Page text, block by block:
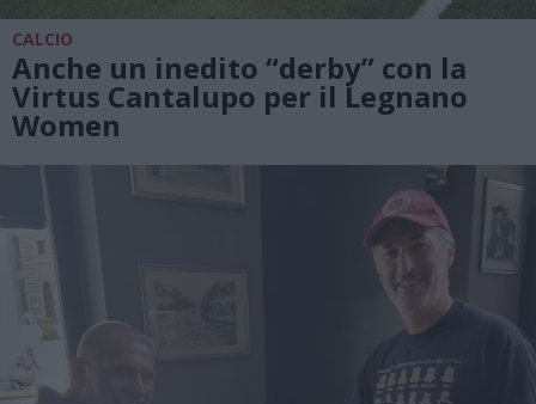
CALCIO
Anche un inedito “derby” con la
Virtus Cantalupo per il Legnano
Women